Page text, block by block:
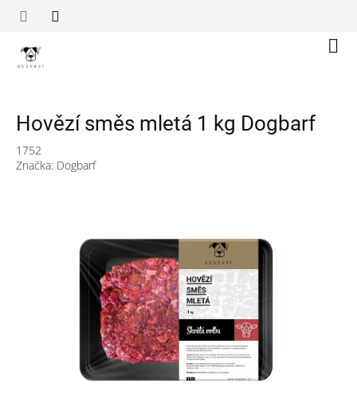
Hovězí směs mletá 1 kg Dogbarf
1752
Značka: Dogbarf